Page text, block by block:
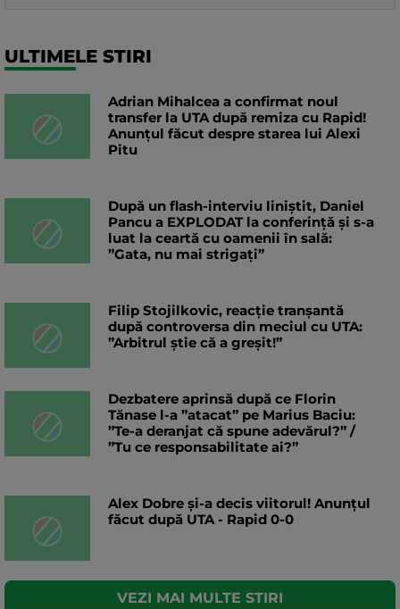
ULTIMELE STIRI
Adrian Mihalcea a confirmat noul
transfer la UTA după remiza cu Rapid!
Anunțul făcut despre starea lui Alexi
Pitu
După un flash-interviu liniștit, Daniel
Pancu a EXPLODAT la conferință și s-a
luat la ceartă cu oamenii în sală:
”Gata, nu mai strigați”
Filip Stojilkovic, reacție tranșantă
după controversa din meciul cu UTA:
”Arbitrul știe că a greșit!”
Dezbatere aprinsă după ce Florin
Tănase l-a ”atacat” pe Marius Baciu:
”Te-a deranjat că spune adevărul?” /
”Tu ce responsabilitate ai?”
Alex Dobre și-a decis viitorul! Anunțul
făcut după UTA - Rapid 0-0
VEZI MAI MULTE STIRI